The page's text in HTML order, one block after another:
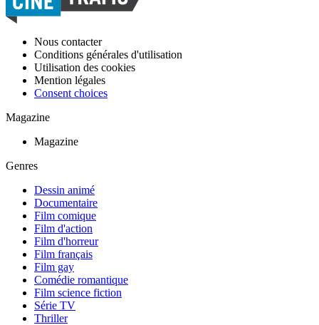
Nous contacter
Conditions générales d'utilisation
Utilisation des cookies
Mention légales
Consent choices
Magazine
Magazine
Genres
Dessin animé
Documentaire
Film comique
Film d'action
Film d'horreur
Film français
Film gay
Comédie romantique
Film science fiction
Série TV
Thriller